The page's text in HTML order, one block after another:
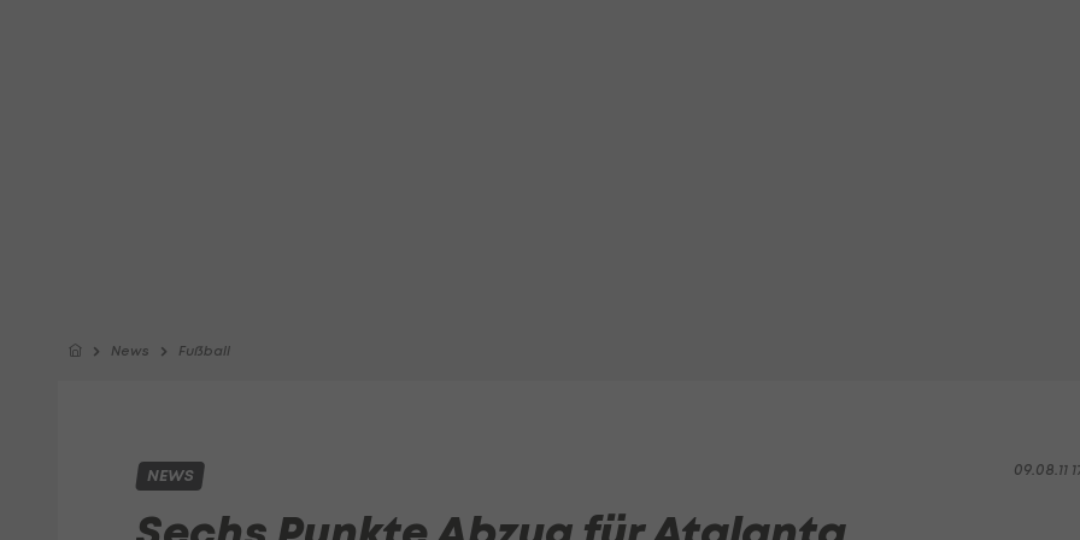
News Fußball
09.08.11
NEWS